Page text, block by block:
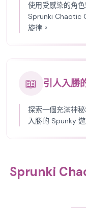
使用受感染的角
Sprunki Chaotic
旋律。
📖 引人入勝
探索一個充滿神
入勝的 Spunky
Sprunki